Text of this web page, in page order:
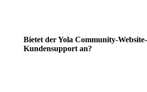
Bietet der Yola Community-
Kundensupport an?